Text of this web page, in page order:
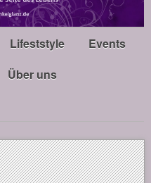
Lifeststyle
Events
Über uns